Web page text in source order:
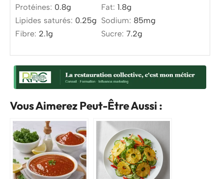
Protéines: 0.8g Fat: 1.8g
Lipides saturés: 0.25g Sodium: 85mg
Fibre: 2.1g Sucre: 7.2g
Vous Aimerez Peut-Être Aussi :